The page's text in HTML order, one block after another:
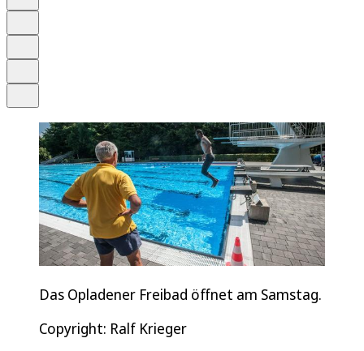
Das Opladener Freibad öffnet am Samstag.
Copyright: Ralf Krieger